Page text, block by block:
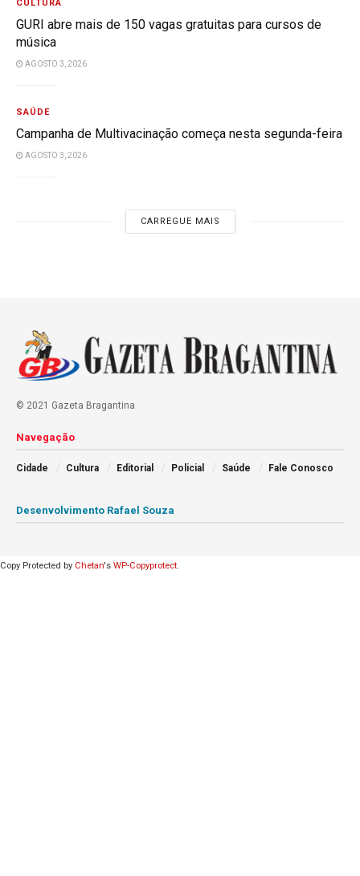
CULTURA
GURI abre mais de 150 vagas gratuitas para cursos de
música
AGOSTO 3, 2026
SAÚDE
Campanha de Multivacinação começa nesta segunda-feira
AGOSTO 3, 2026
CARREGUE MAIS
© 2021 Gazeta Bragantina
Navegação
Cidade Cultura Editorial Policial Saúde Fale Conosco
Desenvolvimento Rafael Souza
Copy Protected by Chetan's WP-Copyprotect.